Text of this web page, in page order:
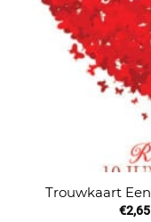
Trouwkaart
€2,65